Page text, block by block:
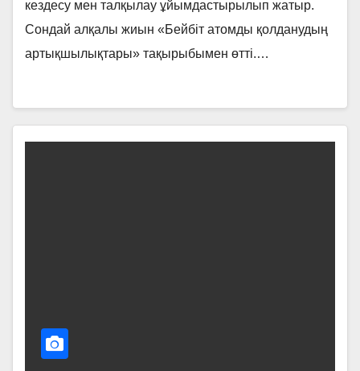
кездесу мен талқылау ұйымдастырылып жатыр.
Сондай алқалы жиын «Бейбіт атомды қолданудың
артықшылықтары» тақырыбымен өтті.…